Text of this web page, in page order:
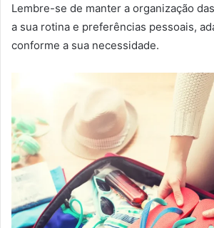
Lembre-se de manter a organização
a sua rotina e preferências pessoais,
conforme a sua necessidade.